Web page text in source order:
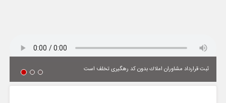
ثبت قرارداد مشاوران املاك بدون كد رهگیری تخلف است